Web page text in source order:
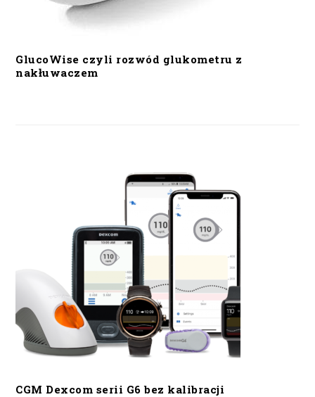
GlucoWise czyli rozwód glukometru z
nakłuwaczem
CGM Dexcom serii G6 bez kalibracji